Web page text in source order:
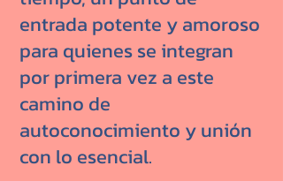
entrada potente y amoroso
para quienes se integran
por primera vez a este
camino de
autoconocimiento y unión
con lo esencial.